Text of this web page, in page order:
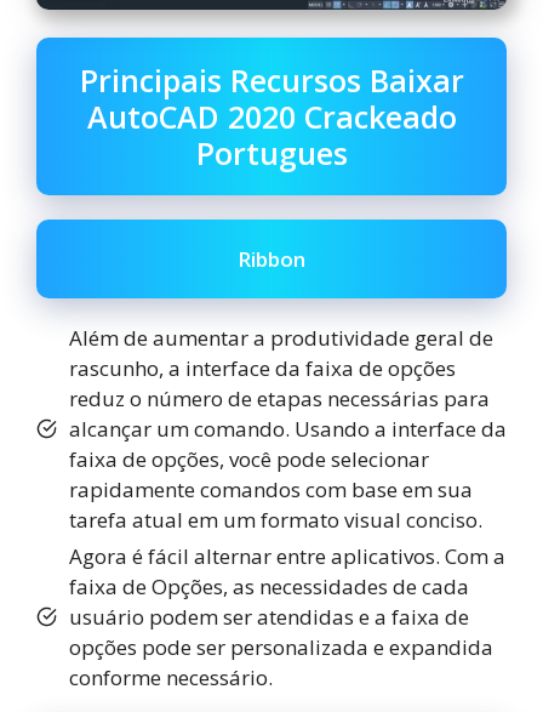
Principais Recursos Baixar
AutoCAD 2020 Crackeado
Portugues
Ribbon
Além de aumentar a produtividade geral de
rascunho, a interface da faixa de opções
reduz o número de etapas necessárias para
alcançar um comando. Usando a interface da
faixa de opções, você pode selecionar
rapidamente comandos com base em sua
tarefa atual em um formato visual conciso.
Agora é fácil alternar entre aplicativos. Com a
faixa de Opções, as necessidades de cada
usuário podem ser atendidas e a faixa de
opções pode ser personalizada e expandida
conforme necessário.